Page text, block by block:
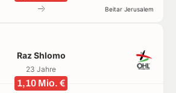
Beitar Jerusalem
Raz Shlomo
23 Jahre
1,10 Mio. €